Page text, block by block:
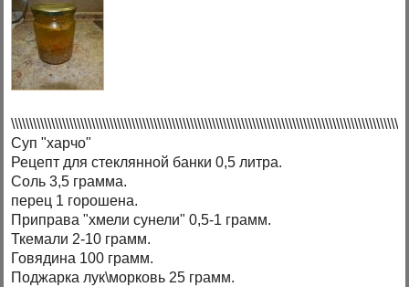
Суп "харчо"
Рецепт для стеклянной банки 0,5 литра.
Соль 3,5 грамма.
перец 1 горошена.
Приправа "хмели сунели" 0,5-1 грамм.
Ткемали 2-10 грамм.
Говядина 100 грамм.
Поджарка лук\морковь 25 грамм.